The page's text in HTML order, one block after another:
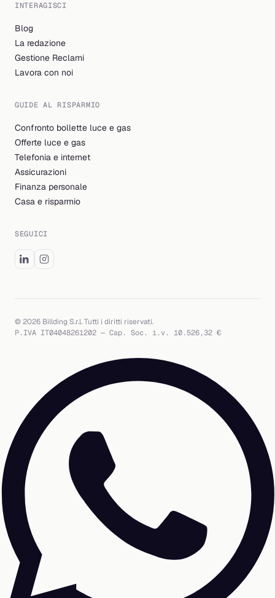
INTERAGISCI
Blog
La redazione
Gestione Reclami
Lavora con noi
GUIDE AL RISPARMIO
Confronto bollette luce e gas
Offerte luce e gas
Telefonia e internet
Assicurazioni
Finanza personale
Casa e risparmio
SEGUICI
© 2026 Billding S.r.l. Tutti i diritti riservati.
P.IVA IT04048261202 — Cap. Soc. i.v. 10.526,32 €